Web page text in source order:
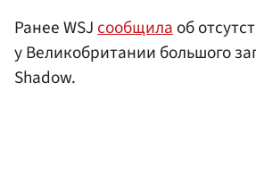
Ранее WSJсообщилаоб
у Великобритании большого
Shadow.